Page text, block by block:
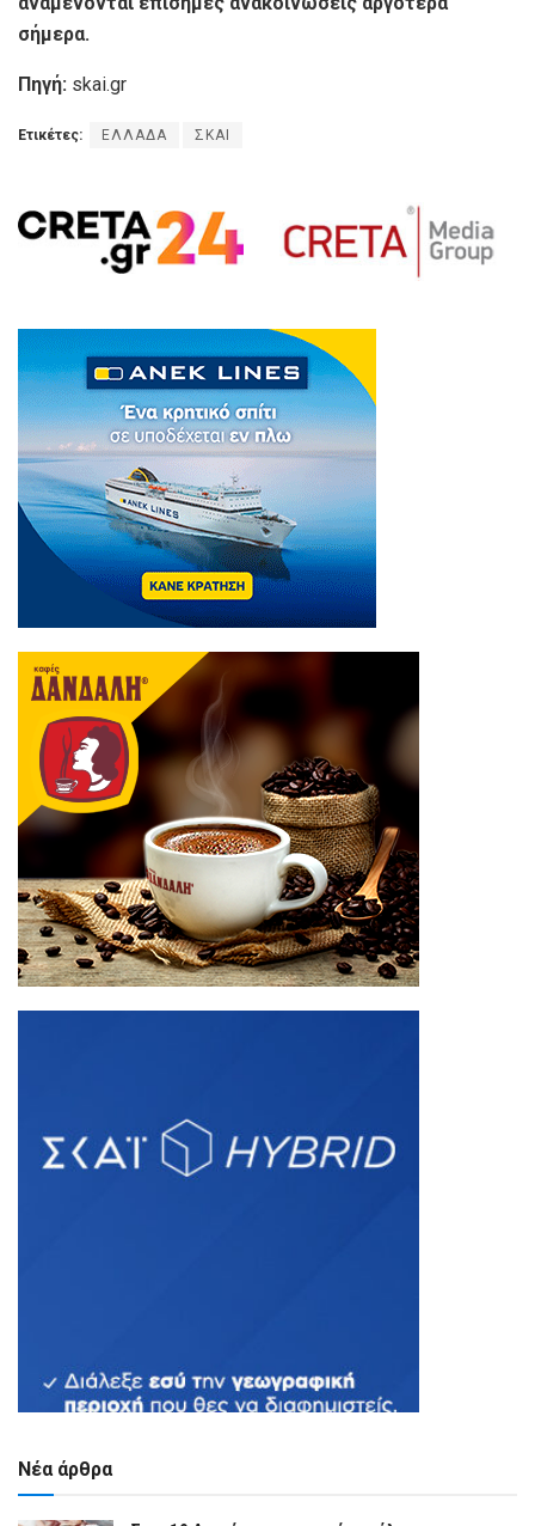
σήμερα.
Πηγή: skai.gr
Ετικέτες: ΕΛΛΑΔΑ ΣΚΑΙ
Νέα άρθρα